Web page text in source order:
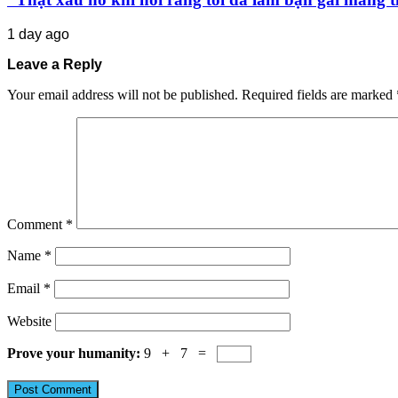
1 day ago
Leave a Reply
Your email address will not be published. Required fields are marked
Comment *
Name *
Email *
Website
Prove your humanity: 9 + 7 =